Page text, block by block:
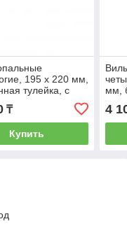
195 х 220 мм,
тулейка, с
(АРТИ) Россия
₸
Купить
мм,
4